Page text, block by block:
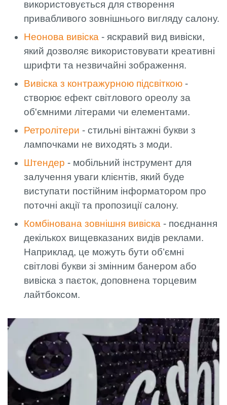
використовується для створення
привабливого зовнішнього вигляду салону.
Неонова вивіска - яскравий вид вивіски,
який дозволяє використовувати креативні
шрифти та незвичайні зображення.
Вивіска з контражурною підсвіткою -
створює ефект світлового ореолу за
об'ємними літерами чи елементами.
Ретролітери - стильні вінтажні букви з
лампочками не виходять з моди.
Штендер - мобільний інструмент для
залучення уваги клієнтів, який буде
виступати постійним інформатором про
поточні акції та пропозиції салону.
Комбінована зовнішня вивіска - поєднання
декількох вищевказаних видів реклами.
Наприклад, це можуть бути об’ємні
світлові букви зі змінним банером або
вивіска з паєток, доповнена торцевим
лайтбоксом.